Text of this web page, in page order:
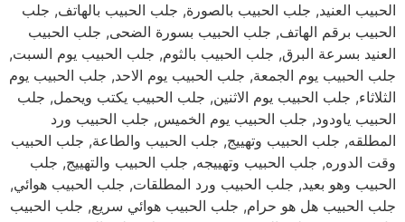
الحبيب العنيد, جلب الحبيب بالصورة, جلب الحبيب بالهاتف, جلب
الحبيب برقم الهاتف, جلب الحبيب بسورة الضحى, جلب الحبيب
العنيد بسرعة البرق, جلب الحبيب بالثوم, جلب الحبيب يوم السبت,
جلب الحبيب يوم الجمعة, جلب الحبيب يوم الاحد, جلب الحبيب يوم
الثلاثاء, جلب الحبيب يوم الاثنين, جلب الحبيب يكتب ويحمل, جلب
الحبيب ياودود, جلب الحبيب يوم الخميس, جلب الحبيب ورد
المطلقه, جلب الحبيب وتهييج, جلب الحبيب والطاعة, جلب الحبيب
وقت الدوره, جلب الحبيب وتهييجه, جلب الحبيب والتهييج, جلب
الحبيب وهو بعيد, جلب الحبيب ورد المطلقات, جلب الحبيب هوائي,
جلب الحبيب هل هو حرام, جلب الحبيب هوائي سريع, جلب الحبيب